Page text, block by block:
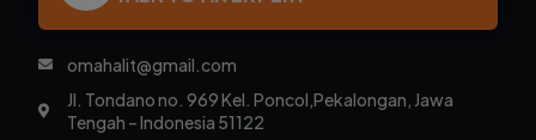
omahalit@gmail.com
Jl. Tondano no. 969 Kel. Poncol,Pekalongan, Jawa
Tengah – Indonesia 51122